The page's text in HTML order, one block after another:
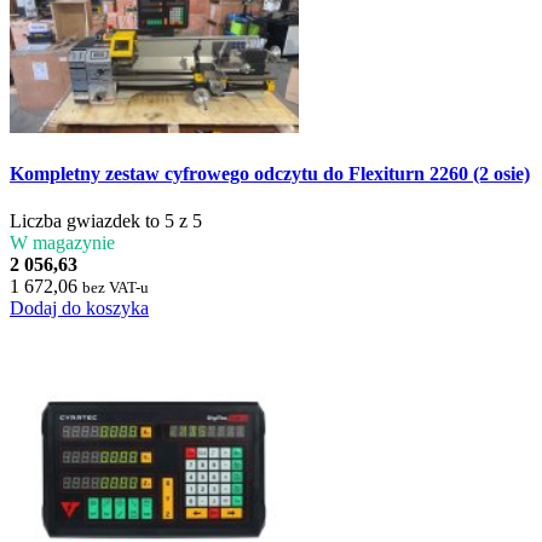
Kompletny zestaw cyfrowego odczytu do Flexiturn 2260 (2 osie)
Liczba gwiazdek to 5 z 5
W magazynie
2 056,63
1 672,06 bez VAT-u
Dodaj do koszyka